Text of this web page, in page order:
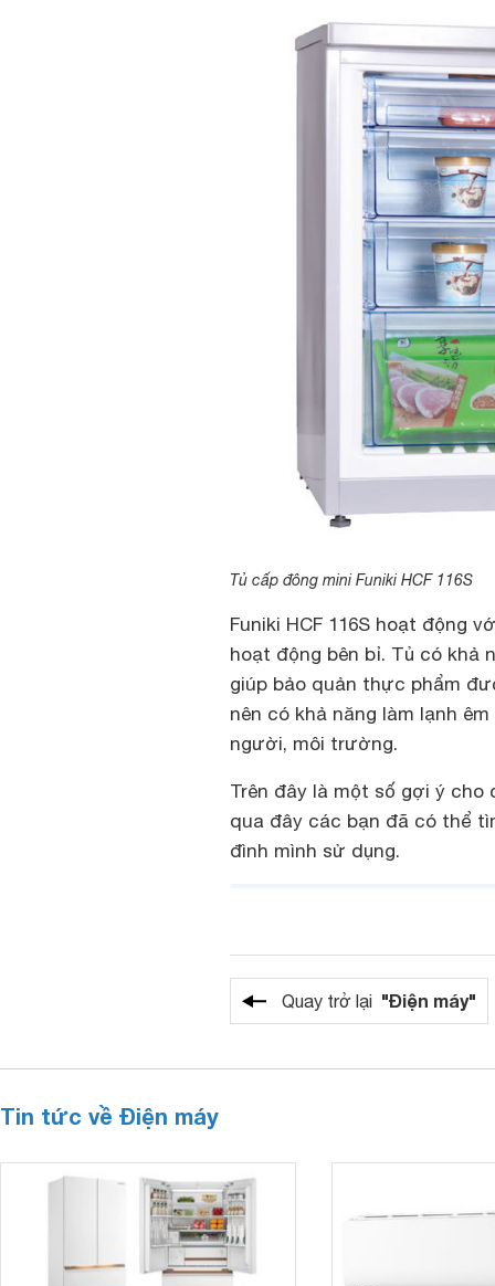
Tủ cấp đông mini Funiki HCF 116S
Funiki HCF 116S hoạt động
hoạt động bên bỉ. Tủ có khả
giúp bảo quản thực phẩm
nên có khả năng làm lạnh
người, môi trường.
Trên đây là một số gợi ý cho
qua đây các bạn đã có thể
đình mình sử dụng.
Quay trở lại "Điện máy"
Tin tức về Điện máy